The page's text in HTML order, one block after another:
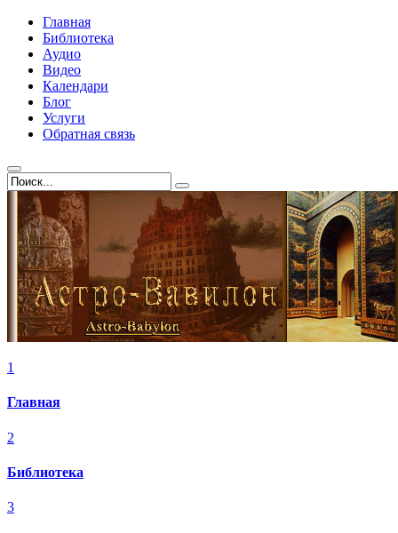
Главная
Библиотека
Аудио
Видео
Календари
Блог
Услуги
Обратная связь
1
Главная
2
Библиотека
3